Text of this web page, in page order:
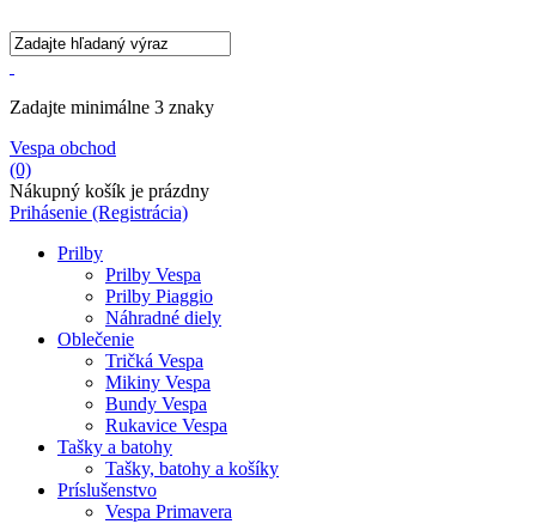
Zadajte minimálne 3 znaky
Vespa obchod
(0)
Nákupný košík je prázdny
Prihásenie (Registrácia)
Prilby
Prilby Vespa
Prilby Piaggio
Náhradné diely
Oblečenie
Tričká Vespa
Mikiny Vespa
Bundy Vespa
Rukavice Vespa
Tašky a batohy
Tašky, batohy a košíky
Príslušenstvo
Vespa Primavera